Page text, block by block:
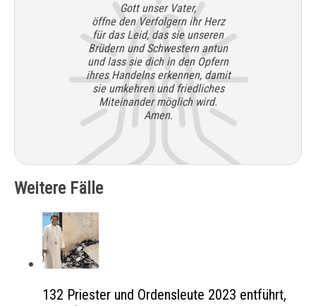
Gott unser Vater,
öffne den Verfolgern ihr Herz
für das Leid, das sie unseren
Brüdern und Schwestern antun
und lass sie dich in den Opfern
ihres Handelns erkennen, damit
sie umkehren und friedliches
Miteinander möglich wird.
Amen.
Weitere Fälle
132 Priester und Ordensleute 2023 entführt,